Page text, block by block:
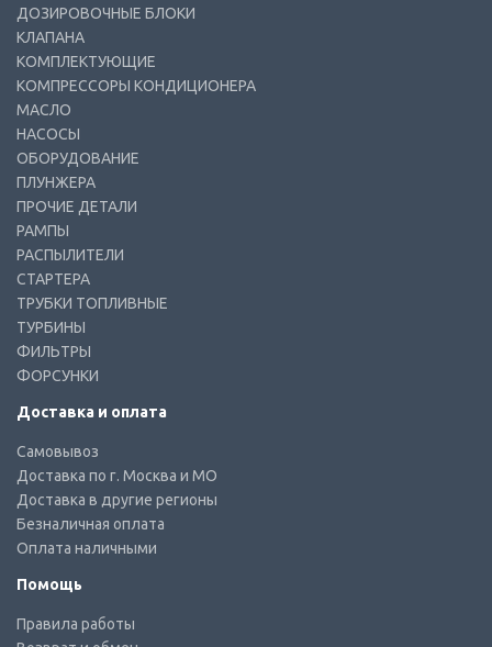
ДОЗИРОВОЧНЫЕ БЛОКИ
КЛАПАНА
КОМПЛЕКТУЮЩИЕ
КОМПРЕССОРЫ КОНДИЦИОНЕРА
МАСЛО
НАСОСЫ
ОБОРУДОВАНИЕ
ПЛУНЖЕРА
ПРОЧИЕ ДЕТАЛИ
РАМПЫ
РАСПЫЛИТЕЛИ
СТАРТЕРА
ТРУБКИ ТОПЛИВНЫЕ
ТУРБИНЫ
ФИЛЬТРЫ
ФОРСУНКИ
Доставка и оплата
Самовывоз
Доставка по г. Москва и МО
Доставка в другие регионы
Безналичная оплата
Оплата наличными
Помощь
Правила работы